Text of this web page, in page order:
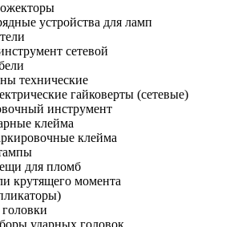
устройства для ламп
сетевой
технические
гайковерты (сетевые)
инструмент
клейма
клейма
для пломб
крутящего момента